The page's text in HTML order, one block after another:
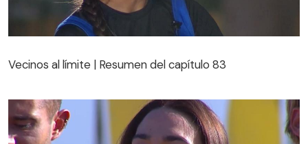
Vecinos al límite | Resumen del capítulo 83